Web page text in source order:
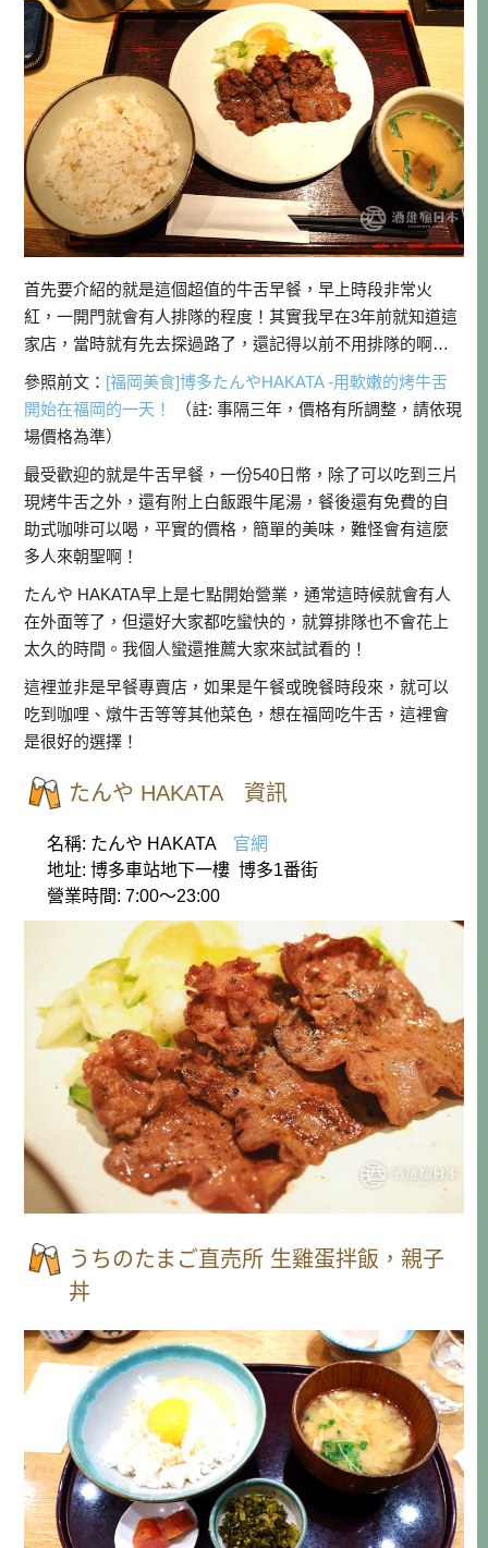
首先要介紹的就是這個超值的牛舌早餐，早上時段非常火
紅，一開門就會有人排隊的程度！其實我早在3年前就知道這
家店，當時就有先去探過路了，還記得以前不用排隊的啊…
參照前文： [福岡美食]博多たんやHAKATA -用軟嫩的烤牛舌
開始在福岡的一天！
（註: 事隔三年，價格有所調整，請依現
場價格為準）
最受歡迎的就是牛舌早餐，一份540日幣，除了可以吃到三片
現烤牛舌之外，還有附上白飯跟牛尾湯，餐後還有免費的自
助式咖啡可以喝，平實的價格，簡單的美味，難怪會有這麼
多人來朝聖啊！
たんや HAKATA早上是七點開始營業，通常這時候就會有人
在外面等了，但還好大家都吃蠻快的，就算排隊也不會花上
太久的時間。我個人蠻還推薦大家來試試看的！
這裡並非是早餐專賣店，如果是午餐或晚餐時段來，就可以
吃到咖哩、燉牛舌等等其他菜色，想在福岡吃牛舌，這裡會
是很好的選擇！
たんや HAKATA 資訊
名稱: たんや HAKATA 官網
地址: 博多車站地下一樓 博多1番街
營業時間: 7:00～23:00
うちのたまご直売所 生雞蛋拌飯，親子
丼